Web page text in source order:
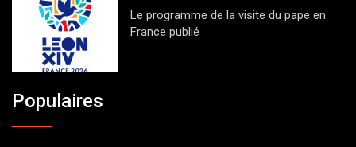
Le programme de la visite du pape en
France publié
Populaires